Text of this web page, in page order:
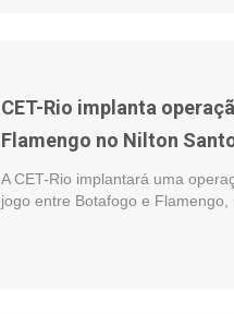
CET-Rio implanta
Flamengo no Nilton
A CET-Rio implantará uma
jogo entre Botafogo e